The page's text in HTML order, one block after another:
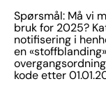
Spørsmål: Må vi
bruk for 2025?
notifisering i
en
kode etter